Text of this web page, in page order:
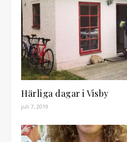
Härliga dagar i Visby
juli 7, 2019